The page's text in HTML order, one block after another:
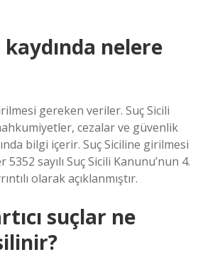
nelere
gereken veriler. Suç Sicili
cezalar ve güvenlik
bilgi içerir. Suç Siciline girilmesi
sayılı Suç Sicili Kanunu’nun 4.
olarak açıklanmıştır.
suçlar ne